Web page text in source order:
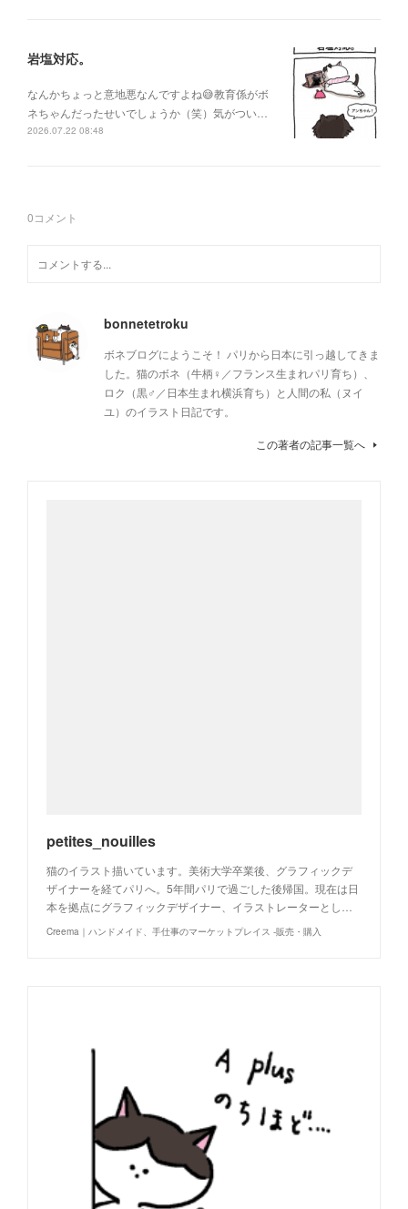
岩塩対応。
なんかちょっと意地悪なんですよね😅教育係がボ
ネちゃんだったせいでしょうか（笑）気がつい…
2026.07.22 08:48
0コメント
bonnetetroku
ボネブログにようこそ！ パリから日本に引っ越してきま
した。猫のボネ（牛柄♀／フランス生まれパリ育ち）、
ロク（黒♂／日本生まれ横浜育ち）と人間の私（ヌイ
ユ）のイラスト日記です。
この著者の記事一覧へ
petites_nouilles
猫のイラスト描いています。美術大学卒業後、グラフィックデ
ザイナーを経てパリへ。5年間パリで過ごした後帰国。現在は日
本を拠点にグラフィックデザイナー、イラストレーターとし…
Creema｜ハンドメイド、手仕事のマーケットプレイス -販売・購入